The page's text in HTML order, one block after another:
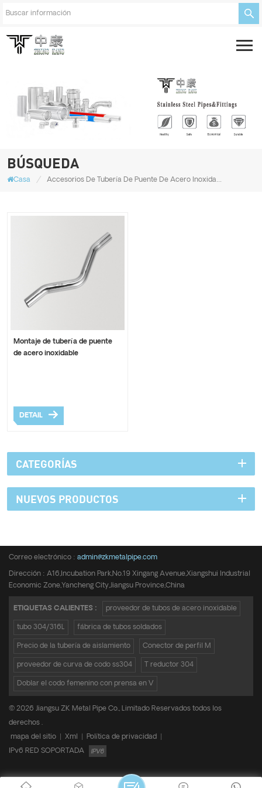
BÚSQUEDA
Casa / Accesorios De Tubería De Puente De Acero Inoxidable Soldado
Montaje de tubería de puente
de acero inoxidable
DETAIL
CATEGORÍAS
NUEVOS PRODUCTOS
Correo electrónico : admin@zkmetalpipe.com
Dirección : A16,Incubation Park,No.19 Xingang Avenue,Xiangshui Industrial
Economic Zone,Yancheng City,Jiangsu Province,China
ETIQUETAS CALIENTES : proveedor de tubos de acero inoxidable
tubo 304/316L fábrica de tubos soldados
Precio de la tubería de aislamiento Conector de perfil M
proveedor de curva de codo ss304 T reductor 304
Doblar el codo femenino con prensa en V
© 2026 Jiangsu ZK Metal Pipe Co., Limitado Reservados todos los
derechos .
mapa del sitio
Xml Política de privacidad
IPv6 RED SOPORTADA